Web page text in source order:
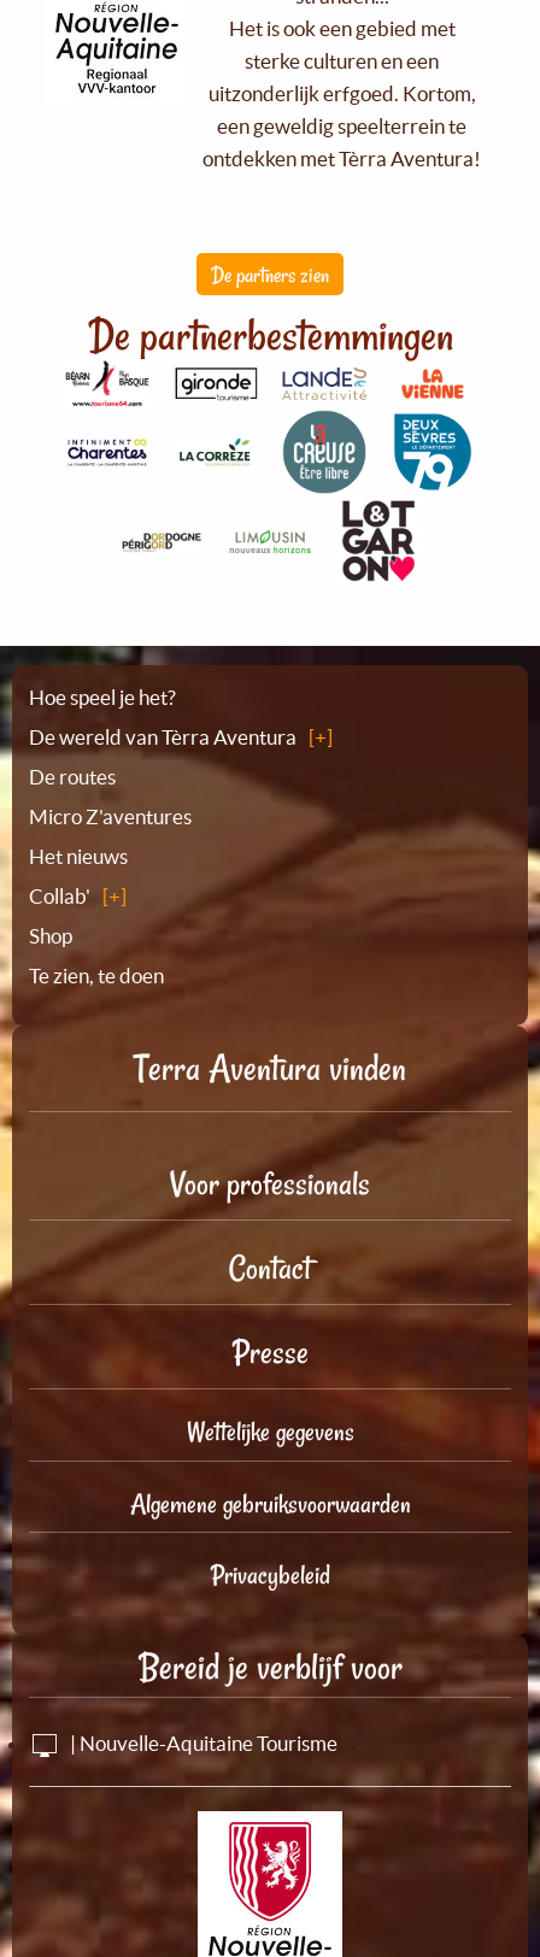
Het is ook een gebied met
sterke culturen en een
uitzonderlijk erfgoed. Kortom,
een geweldig speelterrein te
ontdekken met Tèrra Aventura!
De partners zien
De partnerbestemmingen
Plattegrond
Hoe speel je het?
De wereld van Tèrra Aventura
De routes
Micro Z'aventures
Het nieuws
Collab'
Shop
Te zien, te doen
Terra Aventura vinden
Voor professionals
Contact
Presse
Wettelijke gegevens
Algemene gebruiksvoorwaarden
Privacybeleid
Bereid je verblijf voor
| Nouvelle-Aquitaine Tourisme